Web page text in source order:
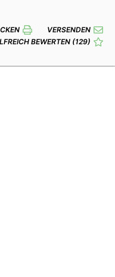
VERSENDEN
BEWERTEN (129)